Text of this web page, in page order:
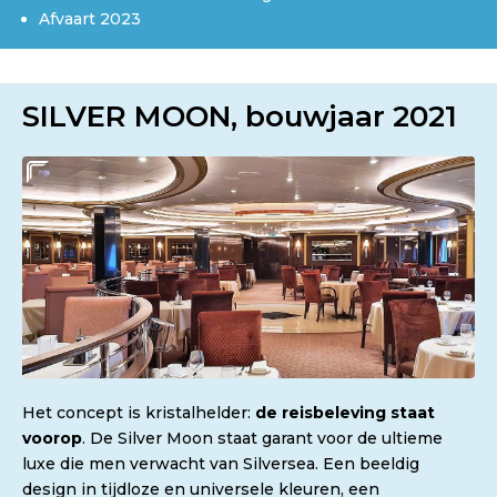
Afvaart 2023
SILVER MOON, bouwjaar 2021
Het concept is kristalhelder: de reisbeleving staat
voorop. De Silver Moon staat garant voor de ultieme
luxe die men verwacht van Silversea. Een beeldig
design in tijdloze en universele kleuren, een